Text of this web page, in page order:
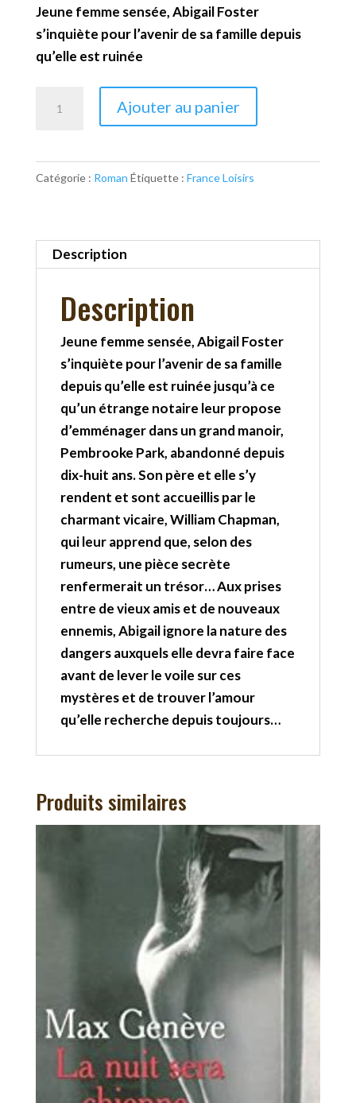
Jeune femme sensée, Abigail Foster
s’inquiète pour l’avenir de sa famille depuis
qu’elle est ruinée
secret
de
Ajouter au panier
Catégorie : Roman Étiquette : France Loisirs
Description
Description
Jeune femme sensée, Abigail Foster
s’inquiète pour l’avenir de sa famille
depuis qu’elle est ruinée jusqu’à ce
qu’un étrange notaire leur propose
d’emménager dans un grand manoir,
Pembrooke Park, abandonné depuis
dix-huit ans. Son père et elle s’y
rendent et sont accueillis par le
charmant vicaire, William Chapman,
qui leur apprend que, selon des
rumeurs, une pièce secrète
renfermerait un trésor… Aux prises
entre de vieux amis et de nouveaux
ennemis, Abigail ignore la nature des
dangers auxquels elle devra faire face
avant de lever le voile sur ces
mystères et de trouver l’amour
qu’elle recherche depuis toujours…
Produits similaires